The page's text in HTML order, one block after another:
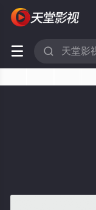
 